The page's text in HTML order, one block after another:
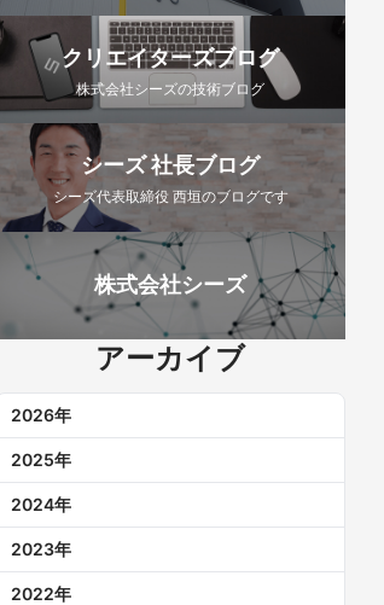
クリエイターズブログ
株式会社シーズの技術ブログ
シーズ 社長ブログ
シーズ代表取締役 西垣のブログです
株式会社シーズ
アーカイブ
2026年
2025年
2024年
2023年
2022年